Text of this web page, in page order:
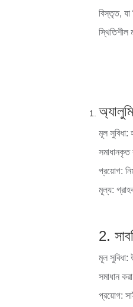
বিস্তৃত, যা
স্থিতিশীল
মূল
সমাধানকৃত
প্রয়োগ:
মূল্য:
2.
মূল সুবিধা:
সমাধান
প্রয়োগ: